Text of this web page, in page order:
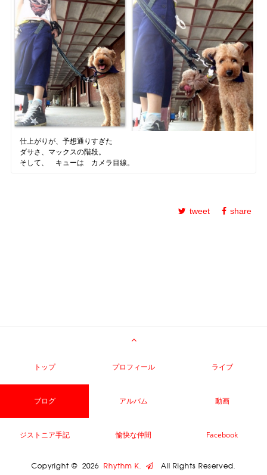
仕上がりが、予想通りすぎた
ダサさ、マックスの階段。
そして、 キューは カメラ目線。
tweet share
トップ プロフィール ライブ
ブログ アルバム 動画
ジストニア手記 愉快な仲間 Facebook
Copyright © 2026 Rhythm K. All Rights Reserved.